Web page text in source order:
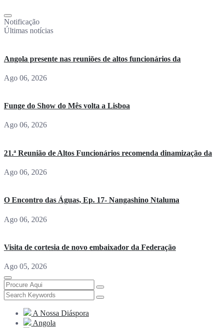
Notificação
Últimas notícias
Angola presente nas reuniões de altos funcionários da
Ago 06, 2026
Funge do Show do Mês volta a Lisboa
Ago 06, 2026
21.ª Reunião de Altos Funcionários recomenda dinamização da
Ago 06, 2026
O Encontro das Águas, Ep. 17- Nangashino Ntaluma
Ago 06, 2026
Visita de cortesia de novo embaixador da Federação
Ago 05, 2026
A Nossa Diáspora
Angola